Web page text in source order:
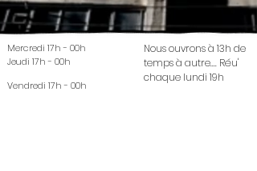
Mercredi 17h - 00h
Jeudi 17h - 00h
Vendredi 17h - 00h
Nous ouvrons à 13h de
temps à autre.... Réu'
chaque lundi 19h